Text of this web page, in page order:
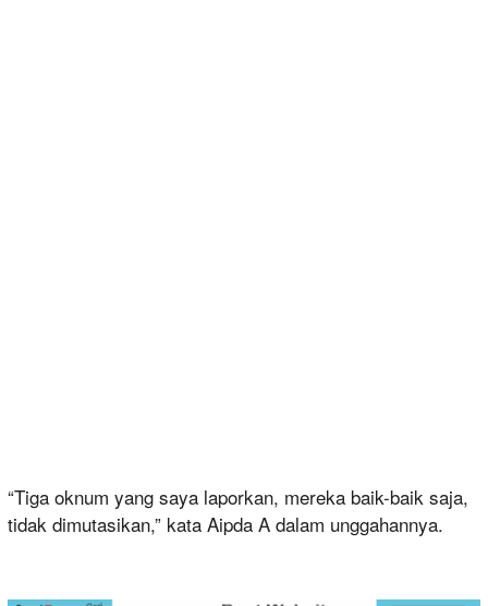
“Tiga oknum yang saya laporkan, mereka baik-baik saja,
tidak dimutasikan,” kata Aipda A dalam unggahannya.